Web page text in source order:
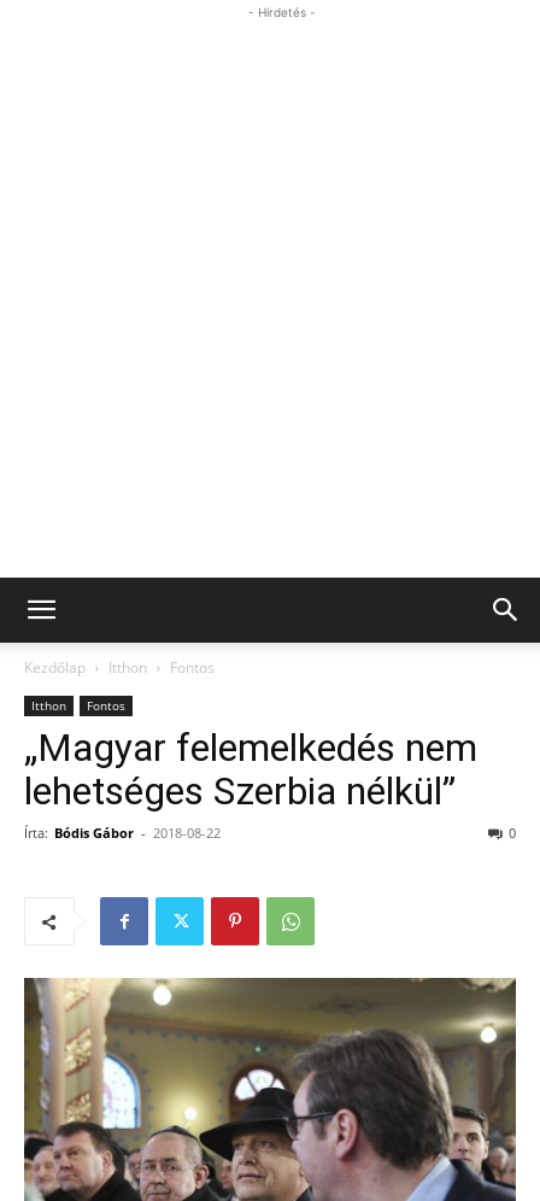
- Hirdetés -
Kezdőlap Itthon Fontos
Itthon Fontos
„Magyar felemelkedés nem
lehetséges Szerbia nélkül”
Írta: Bódis Gábor - 2018-08-22 0